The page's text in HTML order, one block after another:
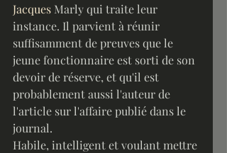
Jacques Marly qui traite leur
instance. Il parvient à réunir
suffisamment de preuves que le
jeune fonctionnaire est sorti de son
devoir de réserve, et qu'il est
probablement aussi l'auteur de
l'article sur l'affaire publié dans le
journal.
Habile, intelligent et voulant mettre